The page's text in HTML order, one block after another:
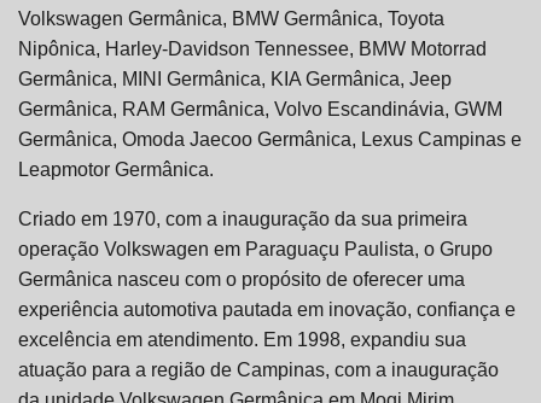
Volkswagen Germânica, BMW Germânica, Toyota
Nipônica, Harley-Davidson Tennessee, BMW Motorrad
Germânica, MINI Germânica, KIA Germânica, Jeep
Germânica, RAM Germânica, Volvo Escandinávia, GWM
Germânica, Omoda Jaecoo Germânica, Lexus Campinas e
Leapmotor Germânica.
Criado em 1970, com a inauguração da sua primeira
operação Volkswagen em Paraguaçu Paulista, o Grupo
Germânica nasceu com o propósito de oferecer uma
experiência automotiva pautada em inovação, confiança e
excelência em atendimento. Em 1998, expandiu sua
atuação para a região de Campinas, com a inauguração